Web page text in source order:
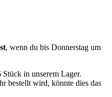
, wenn du bis Donnerstag um
in unserem Lager.
bestellt wird, könnte dies das